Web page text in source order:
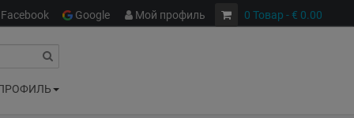
0 Товар - € 0.00
Facebook Google Мой профиль